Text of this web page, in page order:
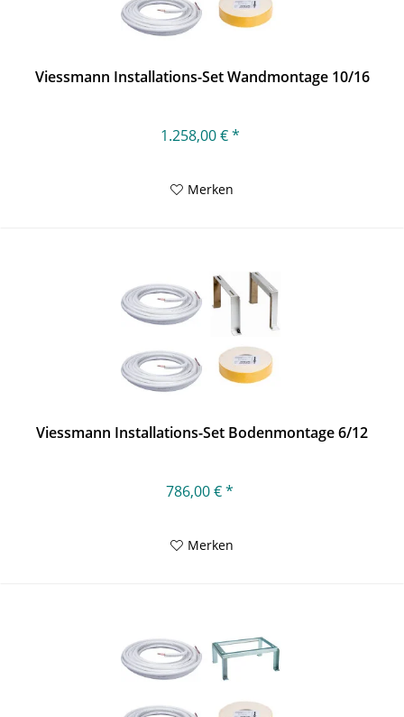
Viessmann Installations-Set Wandmontage 10/16
1.258,00 € *
Merken
Viessmann Installations-Set Bodenmontage 6/12
786,00 € *
Merken